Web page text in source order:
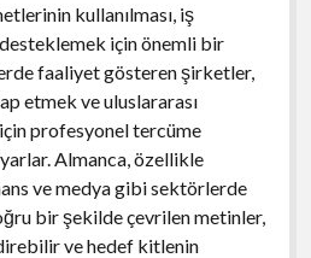
kullanılması, iş
desteklemek için önemli bir
faaliyet gösteren şirketler,
etmek ve uluslararası
profesyonel tercüme
Almanca, özellikle
ve medya gibi sektörlerde
bir şekilde çevrilen metinler,
ve hedef kitlenin